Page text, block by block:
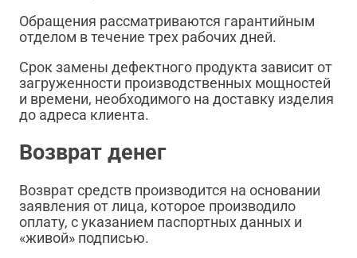
Обращения рассматриваются гарантийным
отделом в течение трех рабочих дней.
Срок замены дефектного продукта зависит от
загруженности производственных мощностей
и времени, необходимого на доставку изделия
до адреса клиента.
Возврат денег
Возврат средств производится на основании
заявления от лица, которое производило
оплату, с указанием паспортных данных и
«живой» подписью.